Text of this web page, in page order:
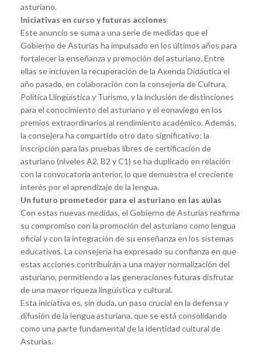
asturiano.
Iniciativas en curso y futuras acciones
Este anuncio se suma a una serie de medidas que el
Gobierno de Asturias ha impulsado en los últimos años para
fortalecer la enseñanza y promoción del asturiano. Entre
ellas se incluyen la recuperación de la Axenda Didáutica el
año pasado, en colaboración con la consejería de Cultura,
Política Llingüística y Turismo, y la inclusión de distinciones
para el conocimiento del asturiano y el eonaviego en los
premios extraordinarios al rendimiento académico. Además,
la consejera ha compartido otro dato significativo: la
inscripción para las pruebas libres de certificación de
asturiano (niveles A2, B2 y C1) se ha duplicado en relación
con la convocatoria anterior, lo que demuestra el creciente
interés por el aprendizaje de la lengua.
Un futuro prometedor para el asturiano en las aulas
Con estas nuevas medidas, el Gobierno de Asturias reafirma
su compromiso con la promoción del asturiano como lengua
oficial y con la integración de su enseñanza en los sistemas
educativos. La consejería ha expresado su confianza en que
estas acciones contribuirán a una mayor normalización del
asturiano, permitiendo a las generaciones futuras disfrutar
de una mayor riqueza lingüística y cultural.
Esta iniciativa es, sin duda, un paso crucial en la defensa y
difusión de la lengua asturiana, que se está consolidando
como una parte fundamental de la identidad cultural de
Asturias.